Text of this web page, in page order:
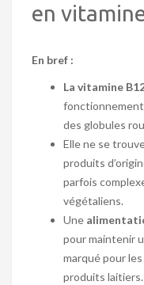
en
En bref :
La vitamine
des globules
Elle ne se
produits
parfois
végétaliens.
Une
pour maintenir
marqué pour
produits laitiers.